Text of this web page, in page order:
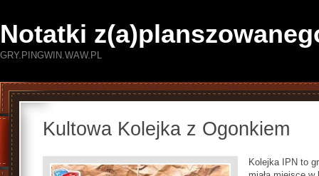
Notatki
GRY.PINGWIN.WAW.PL
Kultowa Kolejka z Ogonkiem
Kolejka IPN to